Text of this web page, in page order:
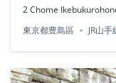
2 Chome
東京都豊島區
JR山手